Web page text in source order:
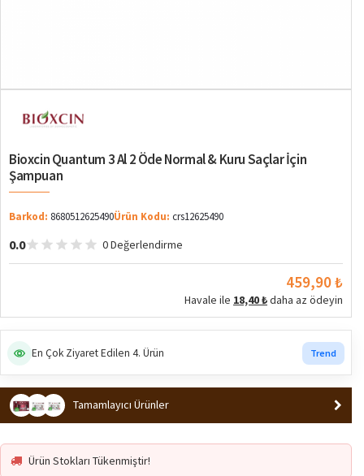
Bioxcin Quantum 3 Al 2 Öde Normal & Kuru Saçlar İçin
Şampuan
Barkod: 8680512625490Ürün Kodu: crs12625490
0.0 0 Değerlendirme
459,90 ₺
Havale ile 18,40 ₺daha az ödeyin
En Çok Ziyaret Edilen 4. Ürün Trend
Tamamlayıcı Ürünler
Ürün Stokları Tükenmiştir!